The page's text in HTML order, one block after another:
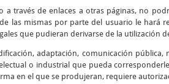
a través de enlaces a otras páginas, no
las mismas por parte del usuario le hará
que pudieran derivarse de la utilización
adaptación, comunicación
o industrial que pueda
en el que se produjeran, requiere